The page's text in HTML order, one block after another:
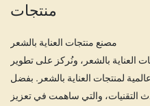
منتجات
مصنع منتجات العناية بالشعر
بالشعر، ونُركز على تطوير
لمنتجات العناية بالشعر. بفضل
التقنيات، والتي ساهمت في تعزيز